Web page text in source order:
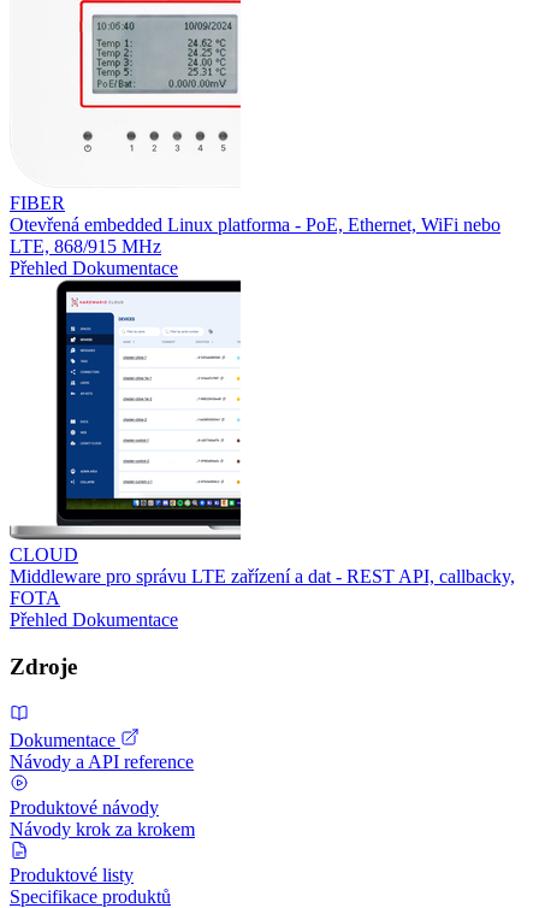
FIBER
Otevřená embedded Linux platforma - PoE, Ethernet, WiFi nebo
LTE, 868/915 MHz
Přehled Dokumentace
CLOUD
Middleware pro správu LTE zařízení a dat - REST API, callbacky,
FOTA
Přehled Dokumentace
Zdroje
Dokumentace
Návody a API reference
Produktové návody
Návody krok za krokem
Produktové listy
Specifikace produktů